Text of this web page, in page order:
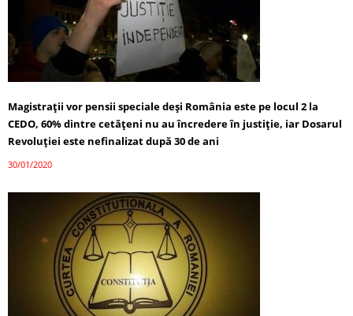
Magistrații vor pensii speciale deși România este pe locul 2 la
CEDO, 60% dintre cetățeni nu au încredere în justiție, iar Dosarul
Revoluției este nefinalizat după 30 de ani
30/01/2020